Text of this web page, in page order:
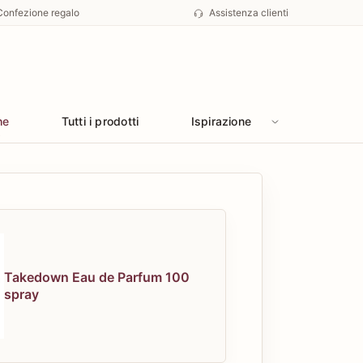
regalo Assistenza clienti
Tutti i prodotti Ispirazione
Takedown Eau de Parfum 100
spray